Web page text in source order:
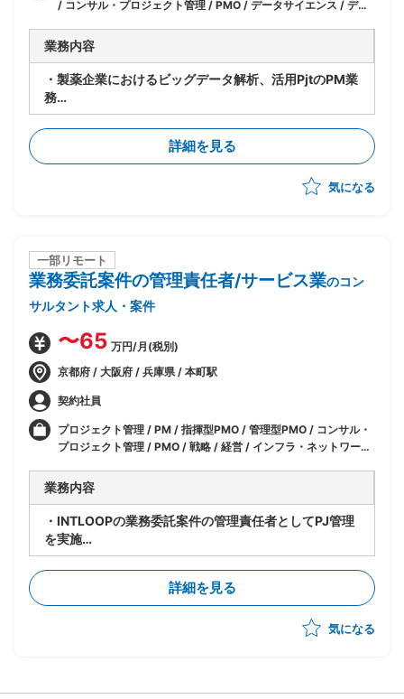
/ コンサル・プロジェクト管理 / PMO / データサイエンス / デー
ング / データサイエンティスト/アナリスト
業務内容
・製薬企業におけるビッグデータ解析、活用PjtのPM業
務
・売上データ、行動履歴、webサイト訪問履歴、web
カンファレンス視聴履歴の分析
・上記データからの課題抽出、システム要件定義、
WBS作成
・オフショア開発チームへの開発仕様の説明、スケジュ
詳細を見る
気になる
一部リモート
業務委託案件の管理責任者/サービス業のコン
サルタント求人・案件
〜65 万円/月(税別)
京都府 / 大阪府 / 兵庫県 / 本町駅
契約社員
プロジェクト管理 / PM / 指揮型PMO / 管理型PMO / コンサル・
プロジェクト管理 / PMO / 戦略 / 経営 / インフラ・ネットワーク
キュリティ / マーケティング
業務内容
・INTLOOPの業務委託案件の管理責任者としてPJ管理
を実施
・PJ参画者への指揮や顧客との調整対応
・参画者のフォローと評価
詳細を見る
気になる